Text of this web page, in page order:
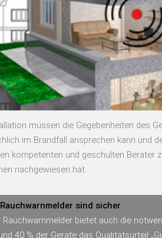
müssen die Gegebenheiten des
im Brandfall ansprechen kann und
kompetenten und geschulten Berater
nachgewiesen hat.
sind sicher
Rauchwarnmelder bietet auch die
40 % der Geräte das Qualitätsurteil